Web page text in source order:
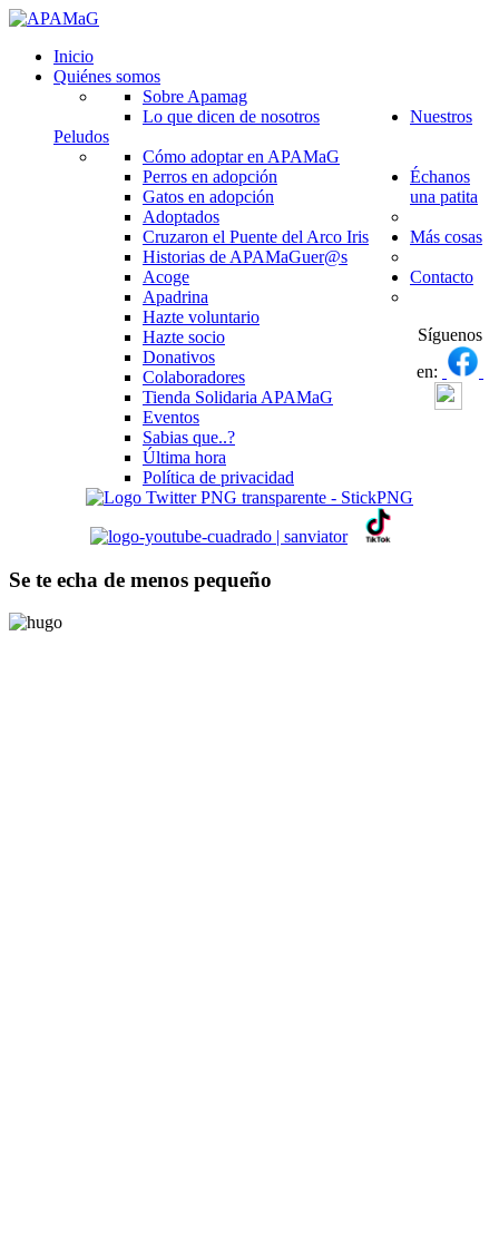
Inicio
Quiénes somos
Sobre Apamag
Lo que dicen de nosotros
Nuestros
Peludos
Cómo adoptar en APAMaG
Perros en adopción
Gatos en adopción
Adoptados
Cruzaron el Puente del Arco Iris
Historias de APAMaGuer@s
Échanos
una patita
Acoge
Apadrina
Hazte voluntario
Hazte socio
Donativos
Colaboradores
Más cosas
Tienda Solidaria APAMaG
Eventos
Sabias que..?
Última hora
Contacto
Política de privacidad
Síguenos
en:
Se te echa de menos pequeño